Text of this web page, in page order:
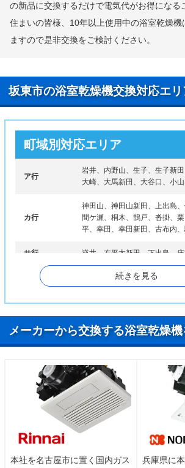
の新品に交換するだけで電気代がお得になる
住まいの皆様、10年以上使用中の浴室乾燥
ますので是非交換をご検討ください。
坂東市の浴室乾燥機交換対応エリ
町域別対応エリア
ア行
岩井、内野山、生子、生子新田
大崎、大馬新田、大谷口、小山
カ行
神田山、神田山新田、上出島
間ケ瀬、桐木、鵠戸、沓掛、
平、幸田、幸田新田、古布内
サ行 逆井、左平太新田、下出島、
寺久、冨田
ナ行 中里、長須、長谷、猫実、猫
ハ行 半谷、平八新田、辺田、法師戸
孫兵エ新田、馬立、みどり町
ヤ行 矢作、山、弓田
続きを見る
メーカーから交換する浴室乾燥
本社を名古屋市に置く国内ガス
兵庫県に